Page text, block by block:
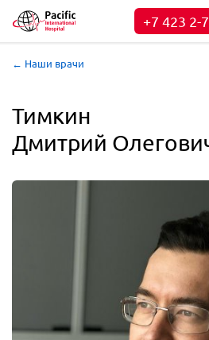
+7 423 2-
← Наши врачи
Тимкин
Дмитрий